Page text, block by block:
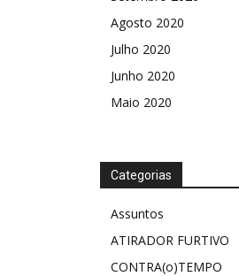
Agosto 2020
Julho 2020
Junho 2020
Maio 2020
Categorias
Assuntos
ATIRADOR FURTIVO
CONTRA(o)TEMPO